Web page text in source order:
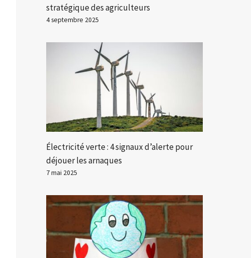
stratégique des agriculteurs
4 septembre 2025
Électricité verte : 4 signaux d’alerte pour
déjouer les arnaques
7 mai 2025